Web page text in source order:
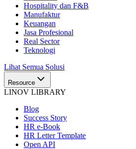
Hospitality dan F&B
Manufaktur
Keuangan
Jasa Profesional
Real Sector
Teknologi
Lihat Semua Solusi
Resource
LINOV LIBRARY
Blog
Success Story
HR e-Book
HR Letter Template
Open API